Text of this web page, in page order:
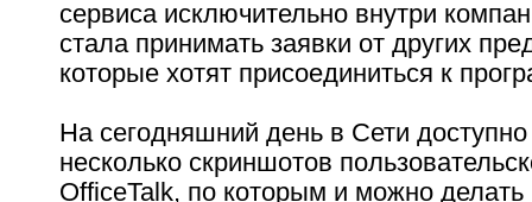
сервиса исключительно внутри
стала принимать заявки от других
которые хотят присоединиться к
На сегодняшний день в Сети доступно
несколько скриншотов
OfficeTalk, по которым и можно